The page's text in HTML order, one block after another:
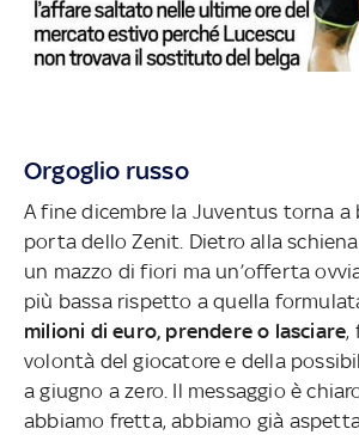
Orgoglio russo
A fine dicembre la Juventus torna a
porta dello Zenit. Dietro alla
un mazzo di fiori ma un’offerta
più bassa rispetto a quella
milioni di euro, prendere o lasciare,
volontà del giocatore e della
a giugno a zero. Il messaggio è
abbiamo fretta, abbiamo già